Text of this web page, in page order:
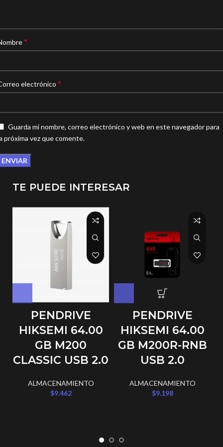
*
electrónico *
Guarda mi nombre, correo electrónico y web en este navegador para
próxima vez que comente.
TE PUEDE INTERESAR
PENDRIVE
HIKSEMI 64.00
GB M200
CLASSIC USB 2.0
ALMACENAMIENTO
$9.462
PENDRIVE
HIKSEMI 64.00
GB M200R-RNB
USB 2.0
ALMACENAMIENTO
$9.198